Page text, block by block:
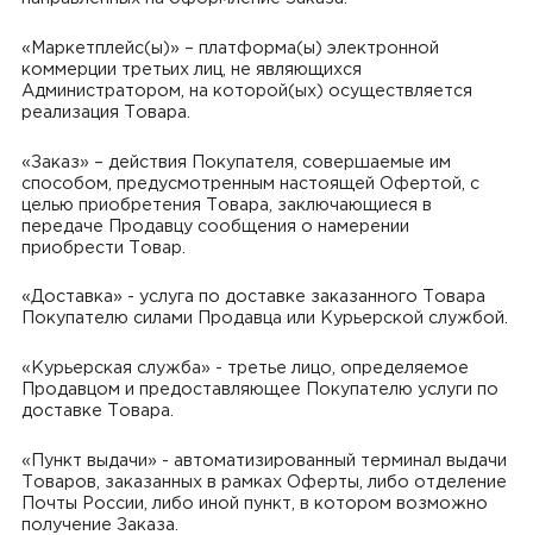
«Маркетплейс(ы)» – платформа(ы) электронной
коммерции третьих лиц, не являющихся
Администратором, на которой(ых) осуществляется
реализация Товара.
«Заказ» – действия Покупателя, совершаемые им
способом, предусмотренным настоящей Офертой, с
целью приобретения Товара, заключающиеся в
передаче Продавцу сообщения о намерении
приобрести Товар.
«Доставка» - услуга по доставке заказанного Товара
Покупателю силами Продавца или Курьерской службой.
«Курьерская служба» - третье лицо, определяемое
Продавцом и предоставляющее Покупателю услуги по
доставке Товара.
«Пункт выдачи» - автоматизированный терминал выдачи
Товаров, заказанных в рамках Оферты, либо отделение
Почты России, либо иной пункт, в котором возможно
получение Заказа.